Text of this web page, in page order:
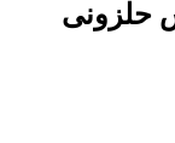
حلزونی